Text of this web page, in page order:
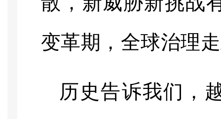
变革期，全球治理
历史告诉我们，